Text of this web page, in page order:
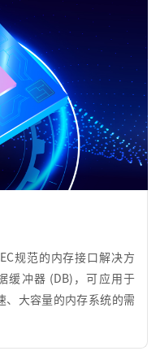
规范的内存接口解决方
缓冲器 (DB)，可应用于
、大容量的内存系统的需